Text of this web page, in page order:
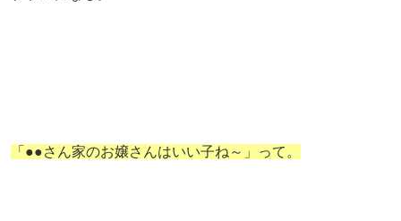
「●●さん家のお嬢さんはいい子ね～」って。